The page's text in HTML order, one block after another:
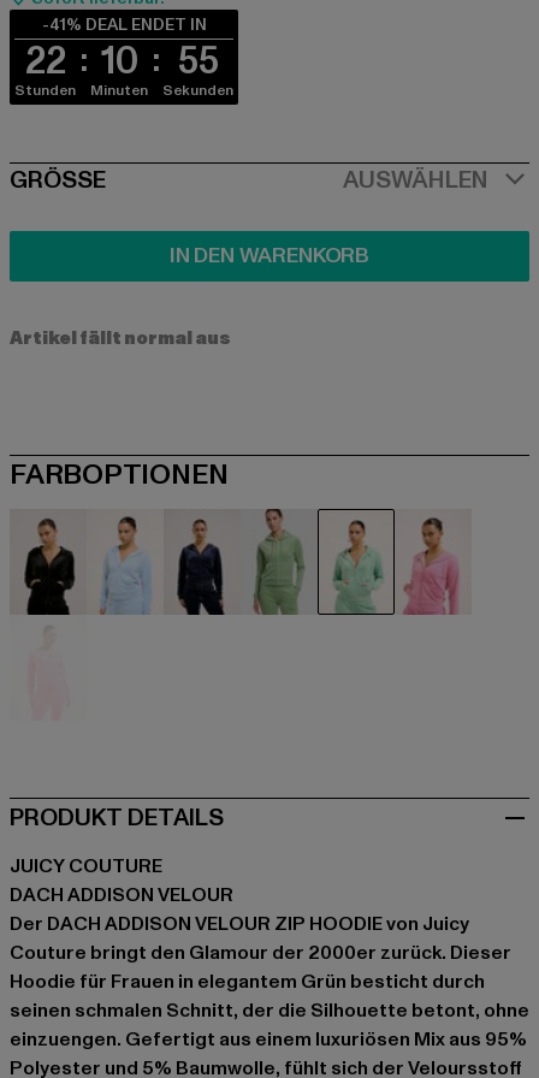
-41% DEAL ENDET IN
22
Stunden
10
Minuten
55
Sekunden
SIZE
GRÖSSE AUSWÄHLEN
IN DEN WARENKORB
Artikel fällt normal aus
FARBOPTIONEN
PRODUKT DETAILS
JUICY COUTURE
DACH ADDISON VELOUR
Der DACH ADDISON VELOUR ZIP HOODIE von Juicy
Couture bringt den Glamour der 2000er zurück. Dieser
Hoodie für Frauen in elegantem Grün besticht durch
seinen schmalen Schnitt, der die Silhouette betont, ohne
einzuengen. Gefertigt aus einem luxuriösen Mix aus 95%
Polyester und 5% Baumwolle, fühlt sich der Veloursstoff